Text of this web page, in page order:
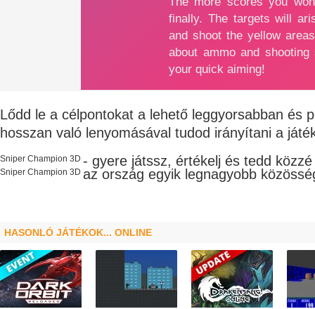
Lődd le a célpontokat a lehető leggyorsabban és
hosszan való lenyomásával tudod irányítani a
Sniper Champion 3D - gyere játssz, értékelj és tedd
az ország egyik legnagyobb
Sniper Champion 3D
HASONLÓ JÁTÉKOK... ONLINE